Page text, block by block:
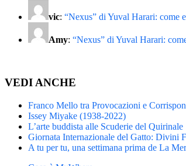
vic: “Nexus” di Yuval Harari: come
Amy: “Nexus” di Yuval Harari:
VEDI ANCHE
Franco Mello tra Provocazioni e
Issey Miyake (1938-2022)
L’arte buddista alle Scuderie del Quirinale
Giornata Internazionale del Gatto: Divini
A tu per tu, una settimana prima de La